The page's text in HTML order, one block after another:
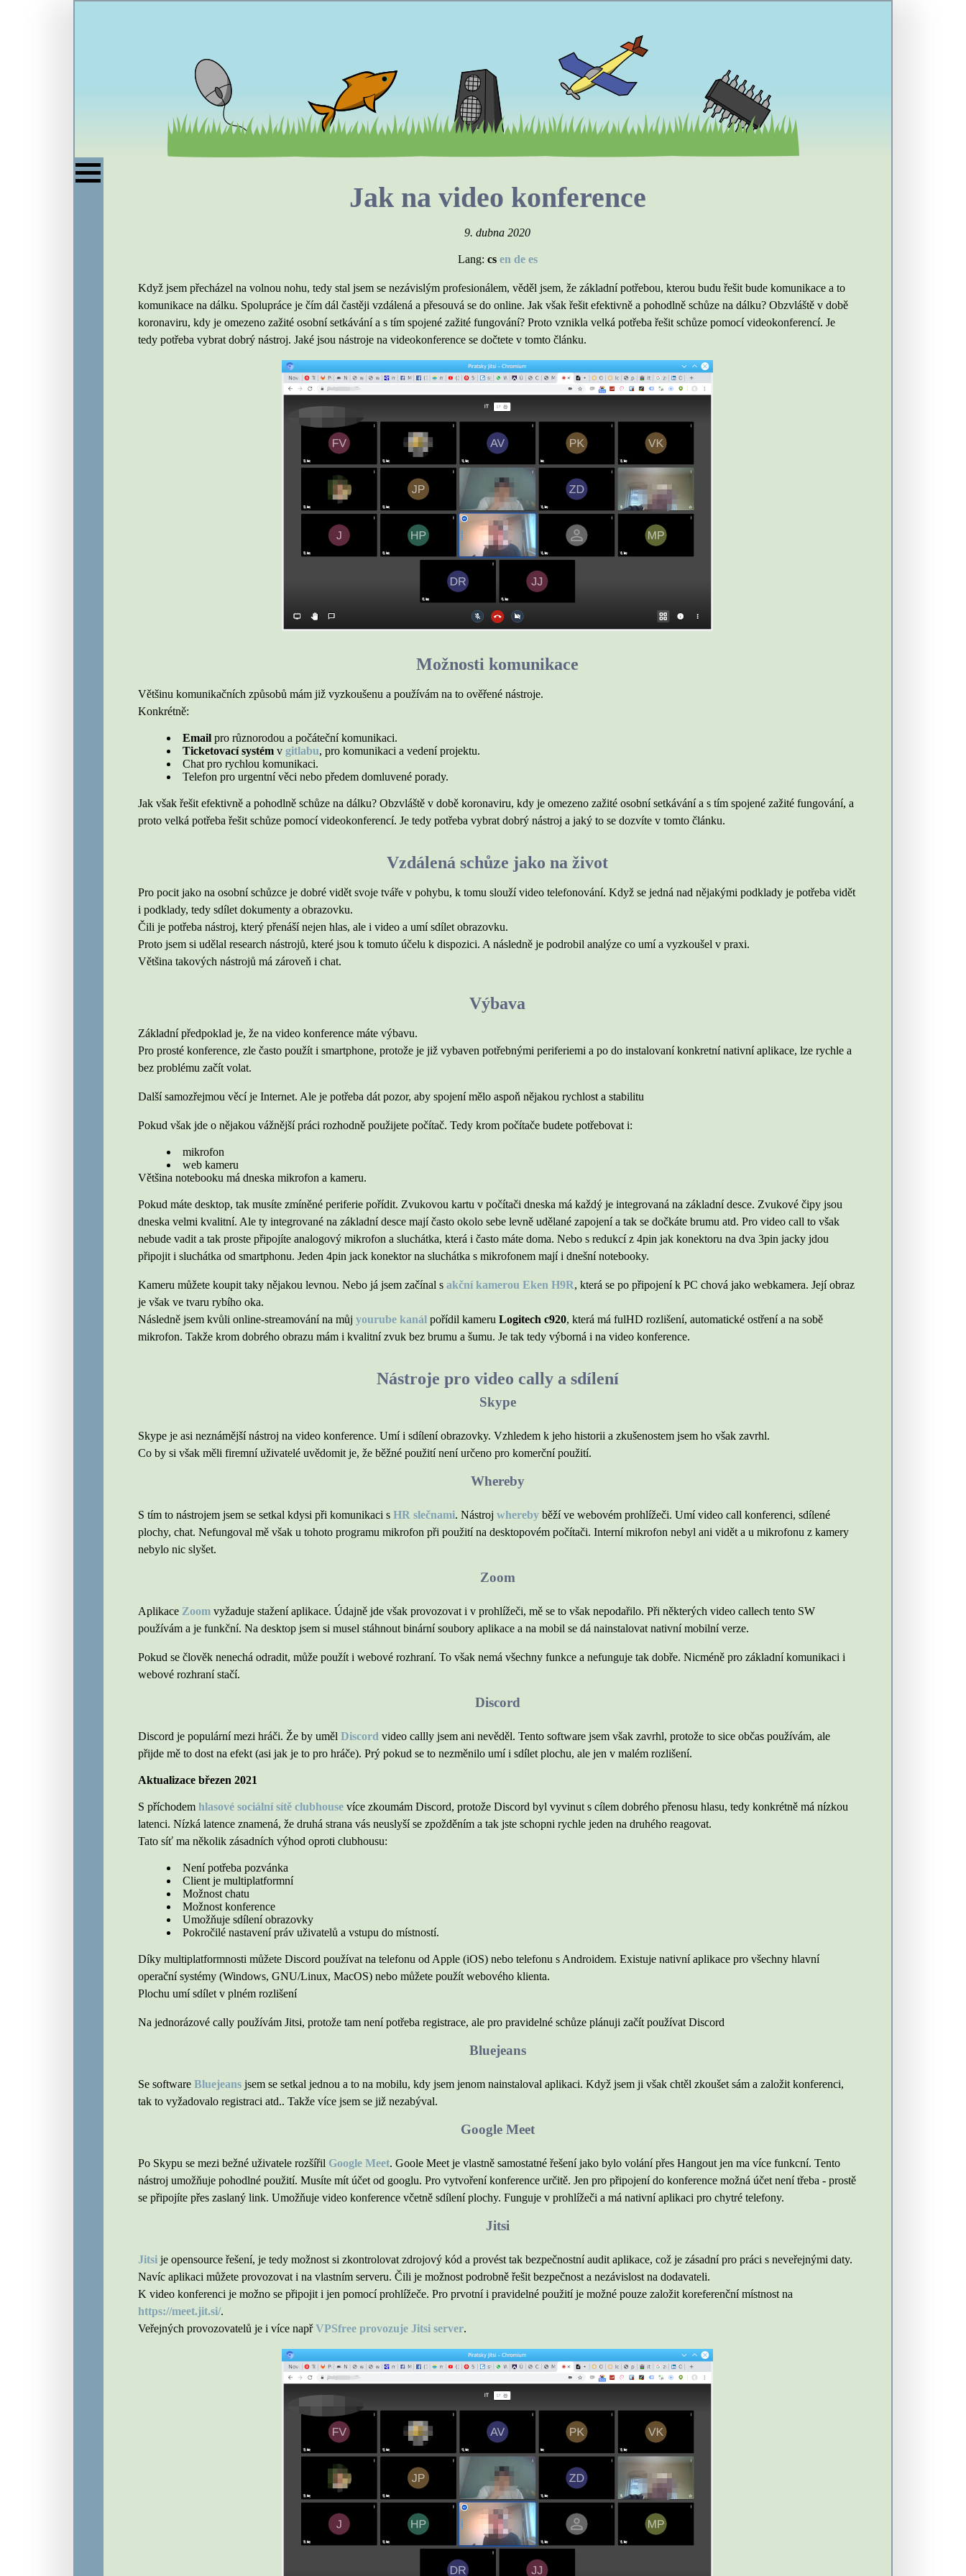
Jak na video konference
9. dubna 2020
Lang: cs en de es
Když jsem přecházel na volnou nohu, tedy stal jsem se nezávislým profesionálem, věděl jsem, že základní potřebou, kterou budu řešit bude komunikace a to
komunikace na dálku. Spolupráce je čím dál častěji vzdálená a přesouvá se do online. Jak však řešit efektivně a pohodlně schůze na dálku? Obzvláště v době
koronaviru, kdy je omezeno zažité osobní setkávání a s tím spojené zažité fungování? Proto vznikla velká potřeba řešit schůze pomocí videokonferencí. Je
tedy potřeba vybrat dobrý nástroj. Jaké jsou nástroje na videokonference se dočtete v tomto článku.
Možnosti komunikace
Většinu komunikačních způsobů mám již vyzkoušenu a používám na to ověřené nástroje.
Konkrétně:
Email pro různorodou a počáteční komunikaci.
Ticketovací systém v gitlabu, pro komunikaci a vedení projektu.
Chat pro rychlou komunikaci.
Telefon pro urgentní věci nebo předem domluvené porady.
Jak však řešit efektivně a pohodlně schůze na dálku? Obzvláště v době koronaviru, kdy je omezeno zažité osobní setkávání a s tím spojené zažité fungování, a
proto velká potřeba řešit schůze pomocí videokonferencí. Je tedy potřeba vybrat dobrý nástroj a jaký to se dozvíte v tomto článku.
Vzdálená schůze jako na život
Pro pocit jako na osobní schůzce je dobré vidět svoje tváře v pohybu, k tomu slouží video telefonování. Když se jedná nad nějakými podklady je potřeba vidět
i podklady, tedy sdílet dokumenty a obrazovku.
Čili je potřeba nástroj, který přenáší nejen hlas, ale i video a umí sdílet obrazovku.
Proto jsem si udělal research nástrojů, které jsou k tomuto účelu k dispozici. A následně je podrobil analýze co umí a vyzkoušel v praxi.
Většina takových nástrojů má zároveň i chat.
Výbava
Základní předpoklad je, že na video konference máte výbavu.
Pro prosté konference, zle často použít i smartphone, protože je již vybaven potřebnými periferiemi a po do instalovaní konkretní nativní aplikace, lze rychle a
bez problému začít volat.
Další samozřejmou věcí je Internet. Ale je potřeba dát pozor, aby spojení mělo aspoň nějakou rychlost a stabilitu
Pokud však jde o nějakou vážnější práci rozhodně použijete počítač. Tedy krom počítače budete potřebovat i:
mikrofon
web kameru
Většina notebooku má dneska mikrofon a kameru.
Pokud máte desktop, tak musíte zmíněné periferie pořídit. Zvukovou kartu v počítači dneska má každý je integrovaná na základní desce. Zvukové čipy jsou
dneska velmi kvalitní. Ale ty integrované na základní desce mají často okolo sebe levně udělané zapojení a tak se dočkáte brumu atd. Pro video call to však
nebude vadit a tak proste připojíte analogový mikrofon a sluchátka, která i často máte doma. Nebo s redukcí z 4pin jak konektoru na dva 3pin jacky jdou
připojit i sluchátka od smartphonu. Jeden 4pin jack konektor na sluchátka s mikrofonem mají i dnešní notebooky.
Kameru můžete koupit taky nějakou levnou. Nebo já jsem začínal s akční kamerou Eken H9R, která se po připojení k PC chová jako webkamera. Její obraz
je však ve tvaru rybího oka.
Následně jsem kvůli online-streamování na můj yourube kanál pořídil kameru Logitech c920, která má fulHD rozlišení, automatické ostření a na sobě
mikrofon. Takže krom dobrého obrazu mám i kvalitní zvuk bez brumu a šumu. Je tak tedy výborná i na video konference.
Nástroje pro video cally a sdílení
Skype
Skype je asi neznámější nástroj na video konference. Umí i sdílení obrazovky. Vzhledem k jeho historii a zkušenostem jsem ho však zavrhl.
Co by si však měli firemní uživatelé uvědomit je, že běžné použití není určeno pro komerční použití.
Whereby
S tím to nástrojem jsem se setkal kdysi při komunikaci s HR slečnami. Nástroj whereby běží ve webovém prohlížeči. Umí video call konferenci, sdílené
plochy, chat. Nefungoval mě však u tohoto programu mikrofon při použití na desktopovém počítači. Interní mikrofon nebyl ani vidět a u mikrofonu z kamery
nebylo nic slyšet.
Zoom
Aplikace Zoom vyžaduje stažení aplikace. Údajně jde však provozovat i v prohlížeči, mě se to však nepodařilo. Při některých video callech tento SW
používám a je funkční. Na desktop jsem si musel stáhnout binární soubory aplikace a na mobil se dá nainstalovat nativní mobilní verze.
Pokud se člověk nenechá odradit, může použít i webové rozhraní. To však nemá všechny funkce a nefunguje tak dobře. Nicméně pro základní komunikaci i
webové rozhraní stačí.
Discord
Discord je populární mezi hráči. Že by uměl Discord video callly jsem ani nevěděl. Tento software jsem však zavrhl, protože to sice občas používám, ale
přijde mě to dost na efekt (asi jak je to pro hráče). Prý pokud se to nezměnilo umí i sdílet plochu, ale jen v malém rozlišení.
Aktualizace březen 2021
S příchodem hlasové sociální sítě clubhouse více zkoumám Discord, protože Discord byl vyvinut s cílem dobrého přenosu hlasu, tedy konkrétně má nízkou
latenci. Nízká latence znamená, že druhá strana vás neuslyší se zpožděním a tak jste schopni rychle jeden na druhého reagovat.
Tato síť ma několik zásadních výhod oproti clubhousu:
Není potřeba pozvánka
Client je multiplatformní
Možnost chatu
Možnost konference
Umožňuje sdílení obrazovky
Pokročilé nastavení práv uživatelů a vstupu do místností.
Díky multiplatformnosti můžete Discord používat na telefonu od Apple (iOS) nebo telefonu s Androidem. Existuje nativní aplikace pro všechny hlavní
operační systémy (Windows, GNU/Linux, MacOS) nebo můžete použít webového klienta.
Plochu umí sdílet v plném rozlišení
Na jednorázové cally používám Jitsi, protože tam není potřeba registrace, ale pro pravidelné schůze plánuji začít používat Discord
Bluejeans
Se software Bluejeans jsem se setkal jednou a to na mobilu, kdy jsem jenom nainstaloval aplikaci. Když jsem ji však chtěl zkoušet sám a založit konferenci,
tak to vyžadovalo registraci atd.. Takže více jsem se již nezabýval.
Google Meet
Po Skypu se mezi bežné uživatele rozšířil Google Meet. Goole Meet je vlastně samostatné řešení jako bylo volání přes Hangout jen ma více funkcní. Tento
nástroj umožňuje pohodlné použití. Musíte mít účet od googlu. Pro vytvoření konference určitě. Jen pro připojení do konference možná účet není třeba - prostě
se připojíte přes zaslaný link. Umožňuje video konference včetně sdílení plochy. Funguje v prohlížeči a má nativní aplikaci pro chytré telefony.
Jitsi
Jitsi je opensource řešení, je tedy možnost si zkontrolovat zdrojový kód a provést tak bezpečnostní audit aplikace, což je zásadní pro práci s neveřejnými daty.
Navíc aplikaci můžete provozovat i na vlastním serveru. Čili je možnost podrobně řešit bezpečnost a nezávislost na dodavateli.
K video konferenci je možno se připojit i jen pomocí prohlížeče. Pro prvotní i pravidelné použití je možné pouze založit koreferenční místnost na
https://meet.jit.si/.
Veřejných provozovatelů je i více napřVPSfree provozuje Jitsi server.